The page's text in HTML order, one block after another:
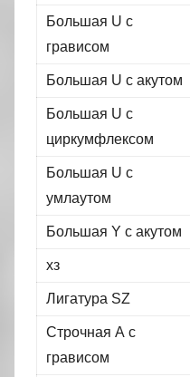
Большая U с
грависом
Большая U с акутом
Большая U с
циркумфлексом
Большая U с
умлаутом
Большая Y с акутом
хз
Лигатура SZ
Строчная А с
грависом